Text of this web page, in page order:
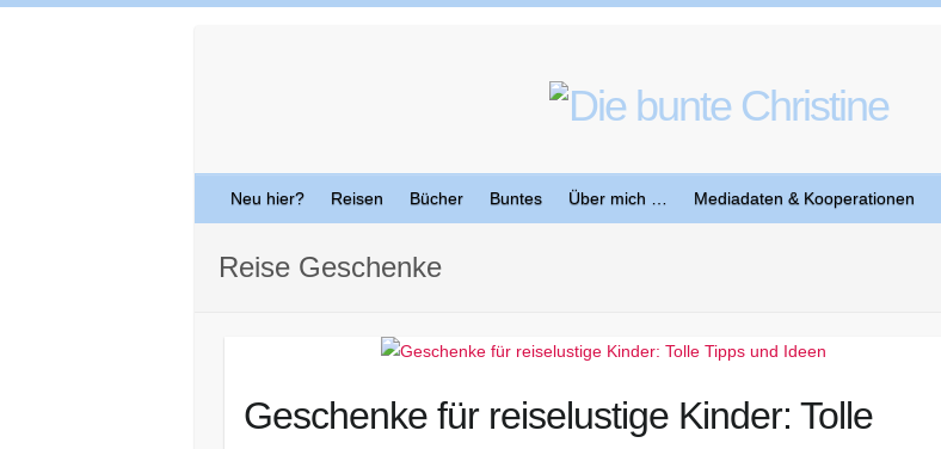
Neu hier? Reisen Bücher Buntes Über mich … Mediadaten & Kooperationen
Reise Geschenke
Geschenke für reiselustige Kinder: Tolle